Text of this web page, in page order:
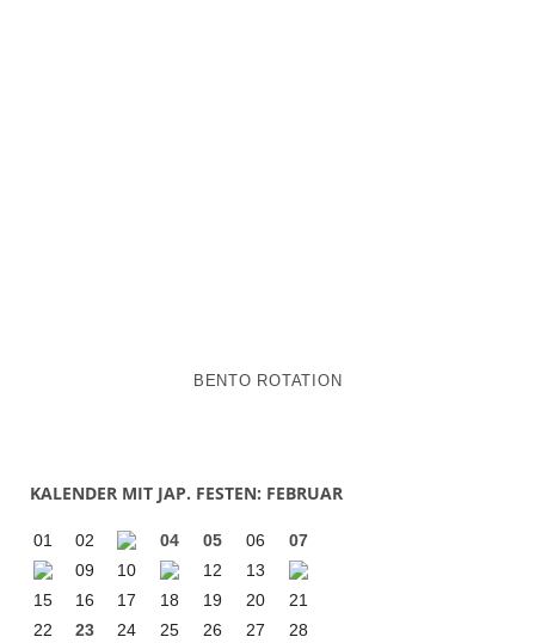
BENTO ROTATION
KALENDER MIT JAP. FESTEN: FEBRUAR
01 02 04 05 06
07
09
10 12
13
15
16 17 18 19 20
21
22
23 24 25 26 27 28